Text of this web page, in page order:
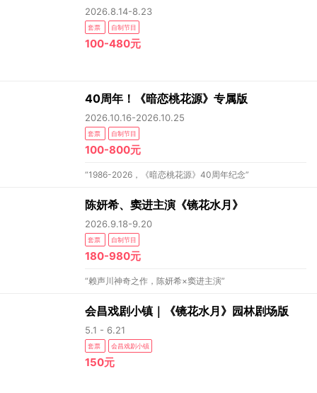
2026.8.14-8.23
套票 自制节目
100-480元
40周年！《暗恋桃花源》专属版
2026.10.16-2026.10.25
套票 自制节目
100-800元
“1986-2026，《暗恋桃花源》40周年纪念”
陈妍希、窦进主演《镜花水月》
2026.9.18-9.20
套票 自制节目
180-980元
“赖声川神奇之作，陈妍希×窦进主演”
会昌戏剧小镇｜《镜花水月》园林剧场版
5.1 - 6.21
套票 会昌戏剧小镇
150元